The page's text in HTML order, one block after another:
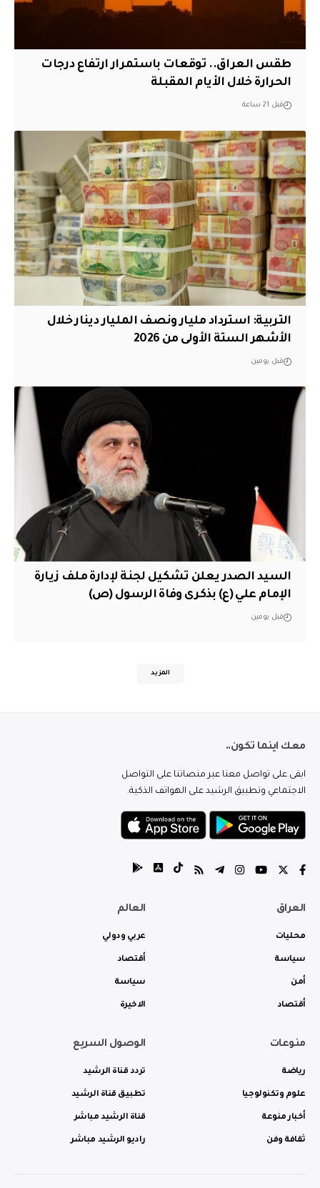
طقس العراق.. توقعات باستمرار ارتفاع درجات
الحرارة خلال الأيام المقبلة
قبل 21 ساعة
التربية: استرداد مليار ونصف المليار دينار خلال
الأشهر الستة الأولى من 2026
قبل يومين
السيد الصدر يعلن تشكيل لجنة لإدارة ملف زيارة
الإمام علي (ع) بذكرى وفاة الرسول (ص)
قبل يومين
المزيد
معك اينما تكون..
ابقى على تواصل معنا عبر منصاتنا على التواصل
الاجتماعي وتطبيق الرشيد على الهواتف الذكية.
العراق
محليات
سياسة
أمن
أقتصاد
العالم
عربي ودولي
أقتصاد
سياسة
الاخيرة
منوعات
رياضة
علوم وتكنولوجيا
أخبار منوعة
ثقافة وفن
الوصول السريع
تردد قناة الرشيد
تطبيق قناة الرشيد
قناة الرشيد مباشر
راديو الرشيد مباشر